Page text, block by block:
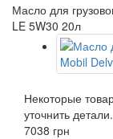
Масло для
LE 5W30 20л
Некоторые
уточнить детали.
7038 грн